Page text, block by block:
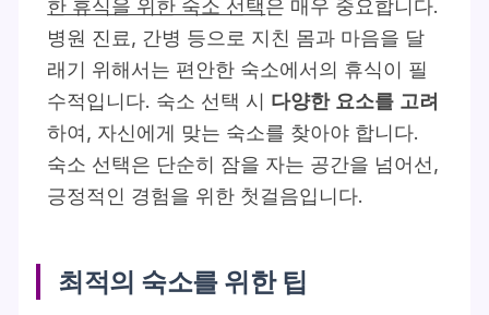
한 휴식을 위한 숙소 선택은 매우 중요합니다.
병원 진료, 간병 등으로 지친 몸과 마음을 달
래기 위해서는 편안한 숙소에서의 휴식이 필
수적입니다. 숙소 선택 시 다양한 요소를 고려
하여, 자신에게 맞는 숙소를 찾아야 합니다.
숙소 선택은 단순히 잠을 자는 공간을 넘어선,
긍정적인 경험을 위한 첫걸음입니다.
최적의 숙소를 위한 팁